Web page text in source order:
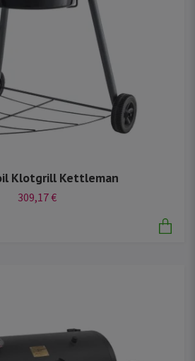
Klotgrill Kettleman
309,17 €